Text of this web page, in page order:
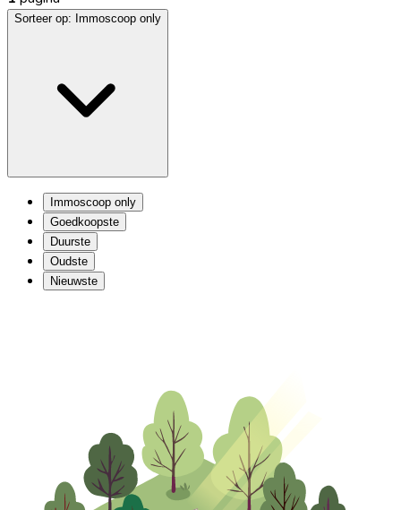
Sorteer op: Immoscoop only
Immoscoop only
Goedkoopste
Duurste
Oudste
Nieuwste